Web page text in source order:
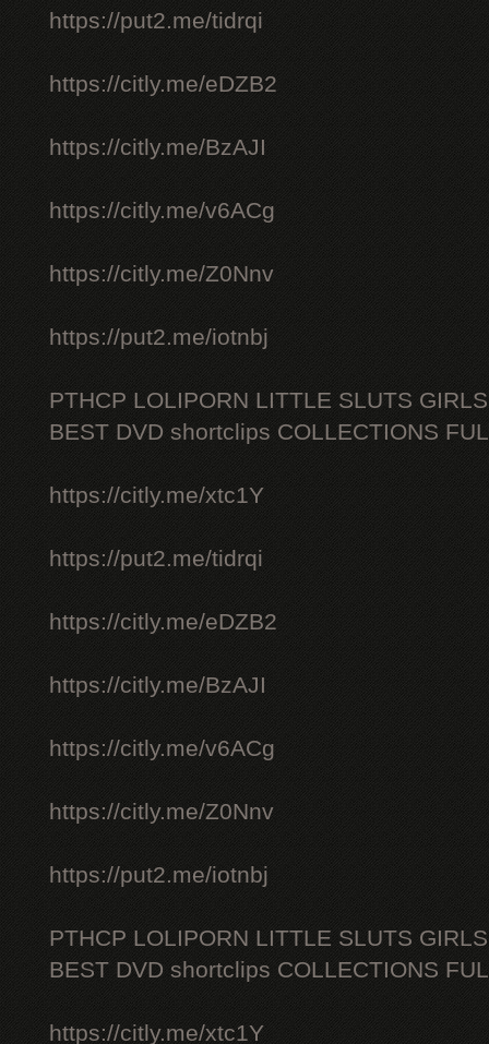
https://put2.me/tidrqi
https://citly.me/eDZB2
https://citly.me/BzAJI
https://citly.me/v6ACg
https://citly.me/Z0Nnv
https://put2.me/iotnbj
PTHCP LOLIPORN LITTLE SLUTS
BEST DVD shortclips COLLECTIONS
https://citly.me/xtc1Y
https://put2.me/tidrqi
https://citly.me/eDZB2
https://citly.me/BzAJI
https://citly.me/v6ACg
https://citly.me/Z0Nnv
https://put2.me/iotnbj
PTHCP LOLIPORN LITTLE SLUTS
BEST DVD shortclips COLLECTIONS
https://citly.me/xtc1Y